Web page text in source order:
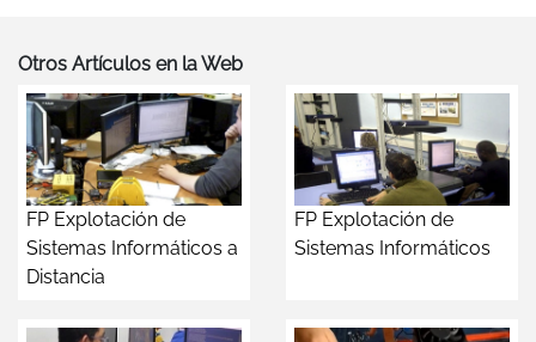
Otros Artículos en la Web
FP Explotación de
Sistemas Informáticos a
Distancia
FP Explotación de
Sistemas Informáticos